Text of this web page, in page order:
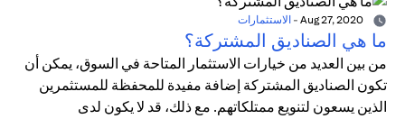
- الاستثمارات
ما هي الصناديق المشتركة؟
من بين العديد من خيارات الاستثمار المتاحة في السوق، يمكن أن
تكون الصناديق المشتركة إضافة مفيدة للمحفظة للمستثمرين
الذين يسعون لتنويع ممتلكاتهم. مع ذلك، قد لا يكون لدى